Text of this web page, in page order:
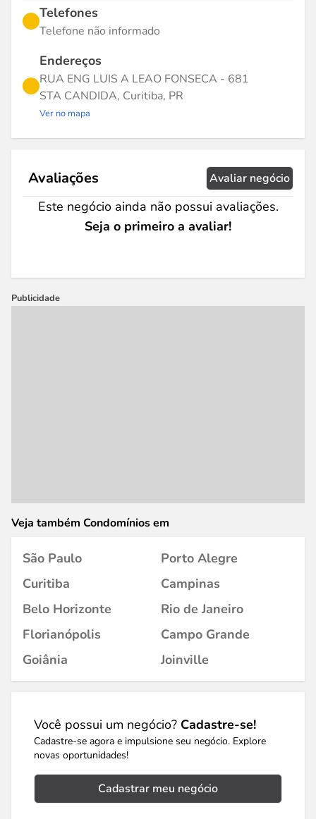
Telefones
Telefone não informado
Endereços
RUA ENG LUIS A LEAO FONSECA - 681
STA CANDIDA, Curitiba, PR
Ver no mapa
Avaliações Avaliar negócio
Este negócio ainda não possui avaliações.
Seja o primeiro a avaliar!
Publicidade
Veja também Condomínios em
São Paulo
Porto Alegre
Curitiba
Campinas
Belo Horizonte
Rio de Janeiro
Florianópolis
Campo Grande
Goiânia
Joinville
Você possui um negócio? Cadastre-se!
Cadastre-se agora e impulsione seu negócio. Explore
novas oportunidades!
Cadastrar meu negócio